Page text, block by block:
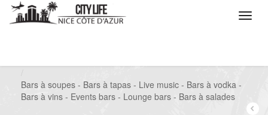
Bars à soupes - Bars à tapas - Live music - Bars à vodka -
Bars à vins - Events bars - Lounge bars - Bars à salades